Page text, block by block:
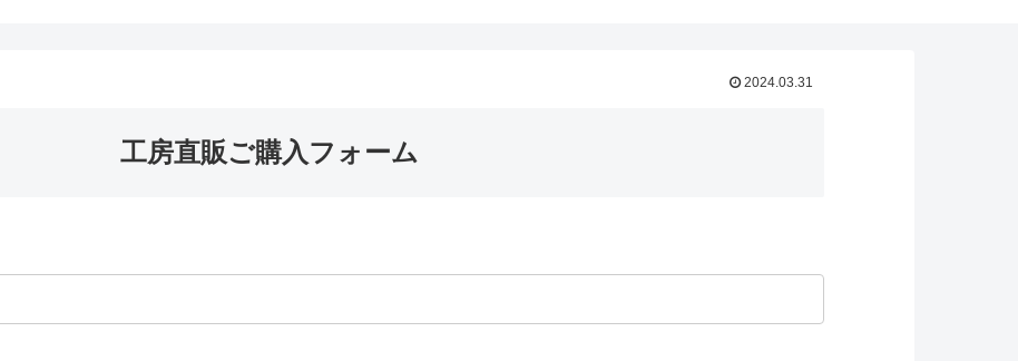
2024.03.31
工房直販ご購入フォーム